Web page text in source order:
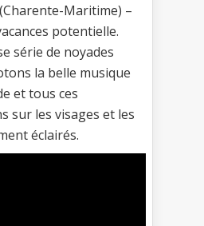
Maritime) –
potentielle.
série de noyades
la belle musique
et tous ces
sur les visages et les
éclairés.